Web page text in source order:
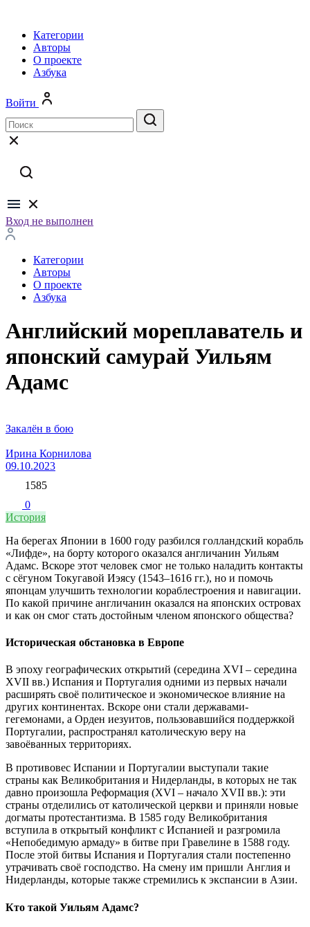
Категории
Авторы
О проекте
Азбука
Войти
Вход не выполнен
Категории
Авторы
О проекте
Азбука
Английский мореплаватель и
японский самурай Уильям
Адамс
Закалён в бою
Ирина Корнилова
09.10.2023
1585
0
История
На берегах Японии в 1600 году разбился голландский корабль
«Лифде», на борту которого оказался англичанин Уильям
Адамс. Вскоре этот человек смог не только наладить контакты
с сёгуном Токугавой Иэясу (1543–1616 гг.), но и помочь
японцам улучшить технологии кораблестроения и навигации.
По какой причине англичанин оказался на японских островах
и как он смог стать достойным членом японского общества?
Историческая обстановка в Европе
В эпоху географических открытий (середина XVI – середина
XVII вв.) Испания и Португалия одними из первых начали
расширять своё политическое и экономическое влияние на
других континентах. Вскоре они стали державами-
гегемонами, а Орден иезуитов, пользовавшийся поддержкой
Португалии, распространял католическую веру на
завоёванных территориях.
В противовес Испании и Португалии выступали такие
страны как Великобритания и Нидерланды, в которых не так
давно произошла Реформация (XVI – начало XVII вв.): эти
страны отделились от католической церкви и приняли новые
догматы протестантизма. В 1585 году Великобритания
вступила в открытый конфликт с Испанией и разгромила
«Непобедимую армаду» в битве при Гравелине в 1588 году.
После этой битвы Испания и Португалия стали постепенно
утрачивать своё господство. На смену им пришли Англия и
Нидерланды, которые также стремились к экспансии в Азии.
Кто такой Уильям Адамс?